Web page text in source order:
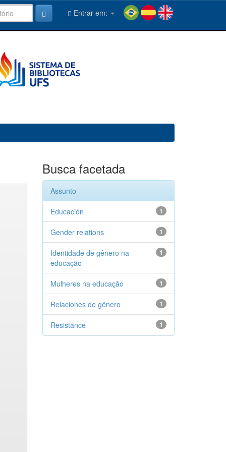
Entrar em:
Busca facetada
Assunto
1
Educación
1
Gender relations
1
Identidade de gênero na
educação
1
Mulheres na educação
1
Relaciones de gênero
1
Resistance